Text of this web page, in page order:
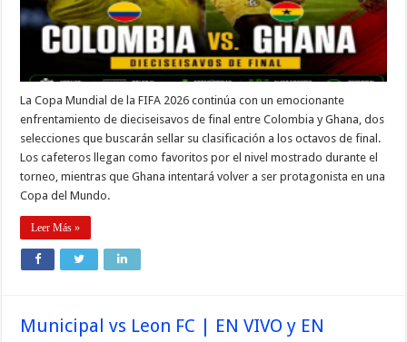
La Copa Mundial de la FIFA 2026 continúa con un emocionante
enfrentamiento de dieciseisavos de final entre Colombia y Ghana, dos
selecciones que buscarán sellar su clasificación a los octavos de final.
Los cafeteros llegan como favoritos por el nivel mostrado durante el
torneo, mientras que Ghana intentará volver a ser protagonista en una
Copa del Mundo.
Leer Más »
Municipal vs Leon FC | EN VIVO y EN